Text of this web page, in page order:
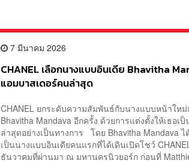
7 มีนาคม 2026
CHANEL เลือกนางแบบอินเดีย Bhavitha
แอมบาสเดอร์คนล่าสุด
CHANEL ยกระดับความสัมพันธ์กับนางแบบหน้าใหม่
Bhavitha Mandava อีกครั้ง ด้วยการแต่งตั้งให้เธอ
ล่าสุดอย่างเป็นทางการ โดย Bhavitha Mandava
เป็นนางแบบอินเดียคนแรกที่ได้เดินเปิดโชว์
ธันวาคมที่ผ่านมา ณ มหานครนิวยอร์ก ก่อนที่